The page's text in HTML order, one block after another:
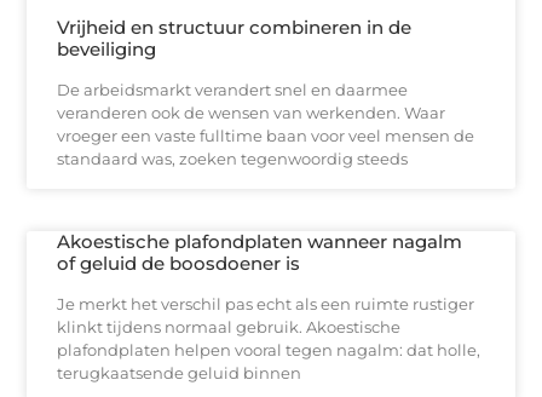
Vrijheid en structuur combineren in de
beveiliging
De arbeidsmarkt verandert snel en daarmee
veranderen ook de wensen van werkenden. Waar
vroeger een vaste fulltime baan voor veel mensen de
standaard was, zoeken tegenwoordig steeds
Akoestische plafondplaten wanneer nagalm
of geluid de boosdoener is
Je merkt het verschil pas echt als een ruimte rustiger
klinkt tijdens normaal gebruik. Akoestische
plafondplaten helpen vooral tegen nagalm: dat holle,
terugkaatsende geluid binnen